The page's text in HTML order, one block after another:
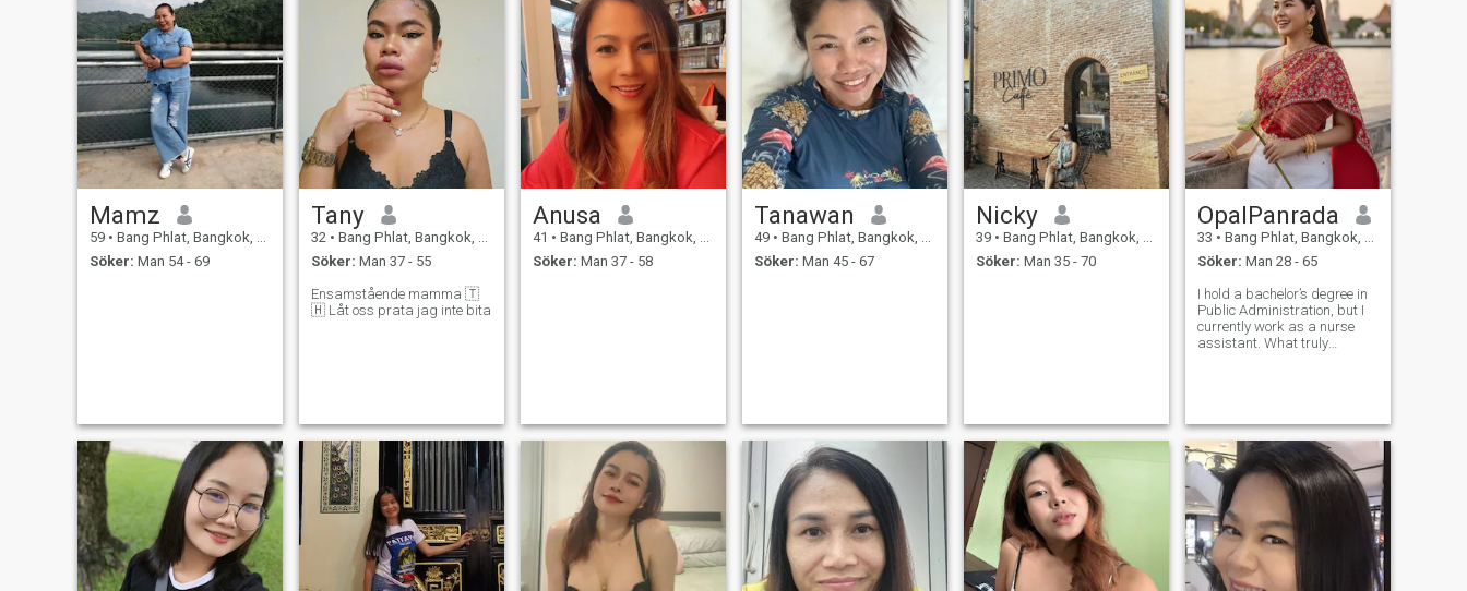
Mamz
59 • Bang Phlat, Bangkok, Thailand
Söker: Man 54 - 69
Tany
32 • Bang Phlat, Bangkok, Thailand
Söker: Man 37 - 55
Ensamstående mamma 🇹
🇭 Låt oss prata jag inte bita
Anusa
41 • Bang Phlat, Bangkok, Thailand
Söker: Man 37 - 58
Tanawan
49 • Bang Phlat, Bangkok, Thailand
Söker: Man 45 - 67
Nicky
39 • Bang Phlat, Bangkok, Thailand
Söker: Man 35 - 70
OpalPanrada
33 • Bang Phlat, Bangkok, Thailand
Söker: Man 28 - 65
I hold a bachelor’s degree in
Public Administration, but I
currently work as a nurse
assistant. What truly